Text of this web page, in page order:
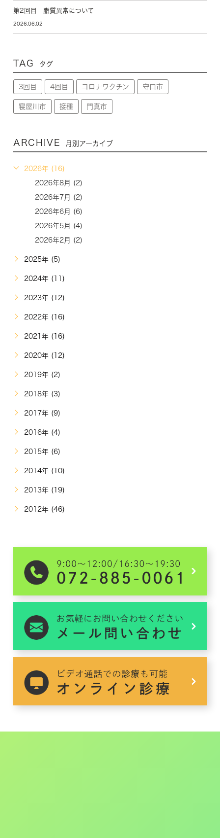
第2回目 脂質異常について
2026.06.02
TAG タグ
3回目 4回目 コロナワクチン 守口市
寝屋川市 接種 門真市
ARCHIVE 月別アーカイブ
2026年 (16)
2026年8月 (2)
2026年7月 (2)
2026年6月 (6)
2026年5月 (4)
2026年2月 (2)
2025年 (5)
2024年 (11)
2023年 (12)
2022年 (16)
2021年 (16)
2020年 (12)
2019年 (2)
2018年 (3)
2017年 (9)
2016年 (4)
2015年 (6)
2014年 (10)
2013年 (19)
2012年 (46)